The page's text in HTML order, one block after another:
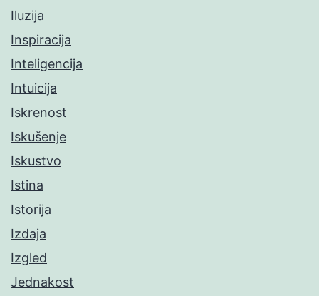
Iluzija
Inspiracija
Inteligencija
Intuicija
Iskrenost
Iskušenje
Iskustvo
Istina
Istorija
Izdaja
Izgled
Jednakost